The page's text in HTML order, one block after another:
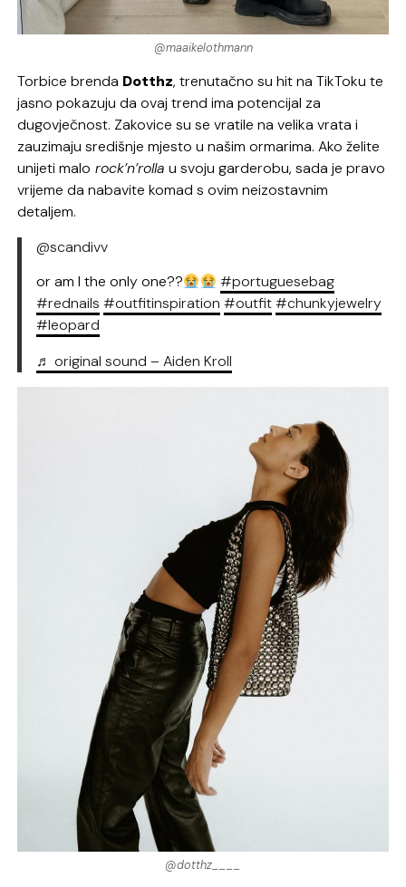
@maaikelothmann
Torbice brenda Dotthz, trenutačno su hit na TikToku te
jasno pokazuju da ovaj trend ima potencijal za
dugovječnost. Zakovice su se vratile na velika vrata i
zauzimaju središnje mjesto u našim ormarima. Ako želite
unijeti malo rock’n’rolla u svoju garderobu, sada je pravo
vrijeme da nabavite komad s ovim neizostavnim
detaljem.
@scandivv
or am I the only one??
#portuguesebag
#rednails #outfitinspiration #outfit#chunkyjewelry
#leopard
♬ original sound – Aiden Kroll
@dotthz____